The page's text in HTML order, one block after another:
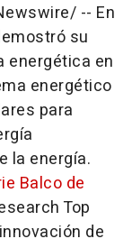
-- En
su
energética en
energético
para
la energía.
Balco de
Top
de